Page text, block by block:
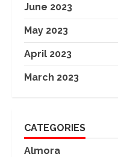
June 2023
May 2023
April 2023
March 2023
CATEGORIES
Almora